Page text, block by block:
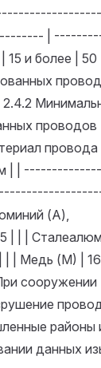
|
и более | 50
2.4.2
проводов |
провода
мм | |
(А),
| | |
| Медь (М) | 16
районы
данных